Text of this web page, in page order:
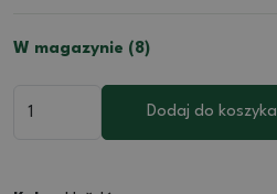
W magazynie (8)
Dodaj do koszyka